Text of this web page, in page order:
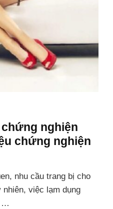
nghiện
chứng nghiện
nhu cầu trang bị cho
nhiên, việc lạm dụng
…